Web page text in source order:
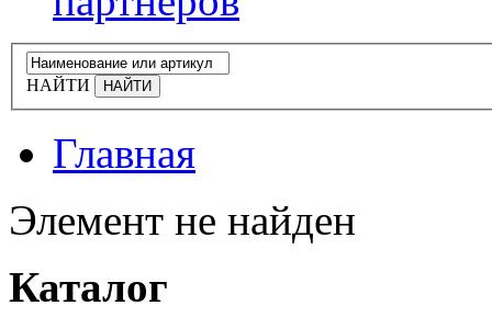
НАЙТИ
Главная
Элемент не найден
Каталог